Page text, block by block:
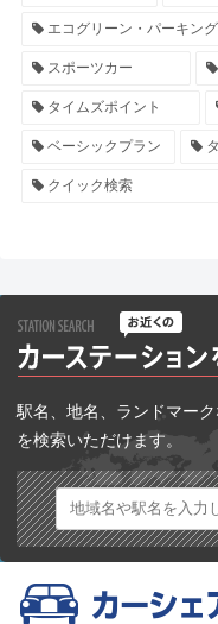
エコグリーン・パーキング
スポーツカー
タイムズポイント
ベーシックプラン
クイック検索
駅名、地名、ランドマー
を検索いただけます。